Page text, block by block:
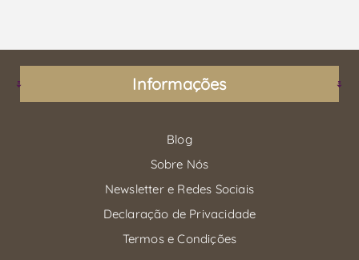
Informações
Blog
Sobre Nós
Newsletter e Redes Sociais
Declaração de Privacidade
Termos e Condições